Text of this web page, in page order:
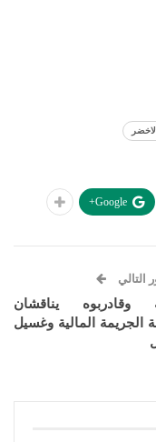
Google+
التالي
وقادربوه يناقشان
الجريمة المالية وغسيل